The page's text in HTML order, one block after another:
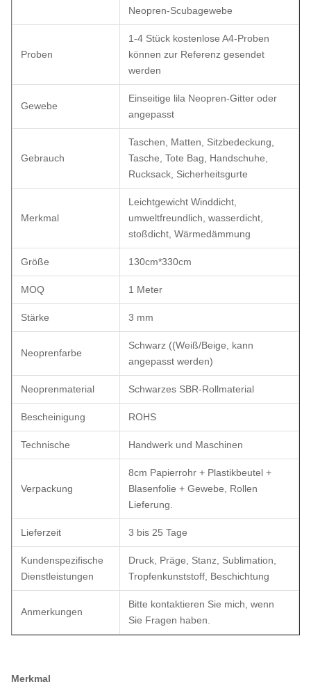
Neopren-Scubagewebe
Proben
1-4 Stück kostenlose A4-Proben
können zur Referenz gesendet
werden
Gewebe
Einseitige lila Neopren-Gitter oder
angepasst
Gebrauch
Taschen, Matten, Sitzbedeckung,
Tasche, Tote Bag, Handschuhe,
Rucksack, Sicherheitsgurte
Merkmal
Leichtgewicht Winddicht,
umweltfreundlich, wasserdicht,
stoßdicht, Wärmedämmung
Größe 130cm*330cm
MOQ 1 Meter
Stärke 3 mm
Neoprenfarbe
Schwarz ((Weiß/Beige, kann
angepasst werden)
Neoprenmaterial Schwarzes SBR-Rollmaterial
Bescheinigung ROHS
Technische Handwerk und Maschinen
Verpackung
8cm Papierrohr + Plastikbeutel +
Blasenfolie + Gewebe, Rollen
Lieferung.
Lieferzeit 3 bis 25 Tage
Kundenspezifische
Dienstleistungen
Druck, Präge, Stanz, Sublimation,
Tropfenkunststoff, Beschichtung
Anmerkungen
Bitte kontaktieren Sie mich, wenn
Sie Fragen haben.
Merkmal